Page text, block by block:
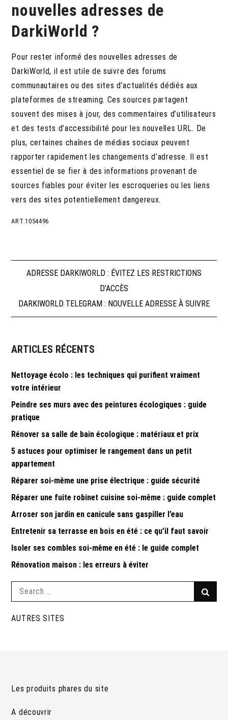
nouvelles adresses de
DarkiWorld ?
Pour rester informé des nouvelles adresses de
DarkiWorld, il est utile de suivre des forums
communautaires ou des sites d’actualités dédiés aux
plateformes de streaming. Ces sources partagent
souvent des mises à jour, des commentaires d’utilisateurs
et des tests d’accessibilité pour les nouvelles URL. De
plus, certaines chaînes de médias sociaux peuvent
rapporter rapidement les changements d’adresse. Il est
essentiel de se fier à des informations provenant de
sources fiables pour éviter les escroqueries ou les liens
vers des sites potentiellement dangereux.
ART.1054496
Navigation
de
ADRESSE DARKIWORLD : ÉVITEZ LES RESTRICTIONS
D’ACCÈS
DARKIWORLD TELEGRAM : NOUVELLE ADRESSE À SUIVRE
ARTICLES RÉCENTS
Nettoyage écolo : les techniques qui purifient vraiment
votre intérieur
Peindre ses murs avec des peintures écologiques : guide
pratique
Rénover sa salle de bain écologique : matériaux et prix
5 astuces pour optimiser le rangement dans un petit
appartement
Réparer soi-même une prise électrique : guide sécurité
Réparer une fuite robinet cuisine soi-même : guide complet
Arroser son jardin en canicule sans gaspiller l’eau
Entretenir sa terrasse en bois en été : ce qu’il faut savoir
Isoler ses combles soi-même en été : le guide complet
Rénovation maison : les erreurs à éviter
Search
AUTRES SITES
Les produits phares du site
A découvrir